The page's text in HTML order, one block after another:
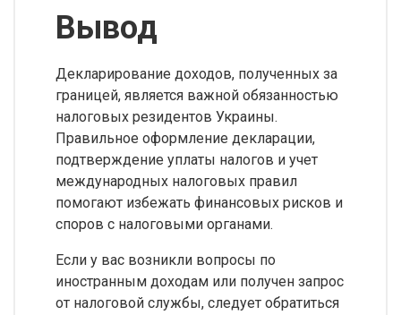
Вывод
Декларирование доходов, полученных за
границей, является важной обязанностью
налоговых резидентов Украины.
Правильное оформление декларации,
подтверждение уплаты налогов и учет
международных налоговых правил
помогают избежать финансовых рисков и
споров с налоговыми органами.
Если у вас возникли вопросы по
иностранным доходам или получен запрос
от налоговой службы, следует обратиться